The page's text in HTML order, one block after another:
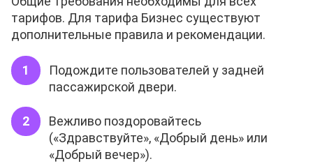
тарифов. Для тарифа Бизнес существуют
дополнительные правила и рекомендации.
Подождите пользователей у задней
пассажирской двери.
Вежливо поздоровайтесь
(«Здравствуйте», «Добрый день» или
«Добрый вечер»).